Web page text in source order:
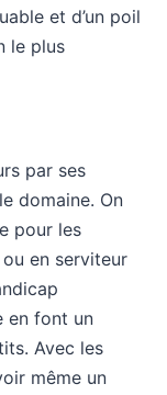
et d’un poil
le plus
par ses
domaine. On
pour les
en serviteur
en font un
Avec les
même un